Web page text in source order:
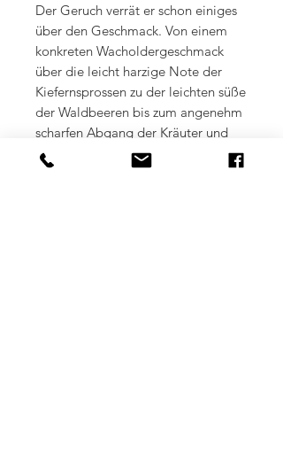
Der Geruch verrät er schon einiges
über den Geschmack. Von einem
konkreten Wacholdergeschmack
über die leicht harzige Note der
Kiefernsprossen zu der leichten süße
der Waldbeeren bis zum angenehm
scharfen Abgang der Kräuter und
Apfelminze. NATUR PUR eben